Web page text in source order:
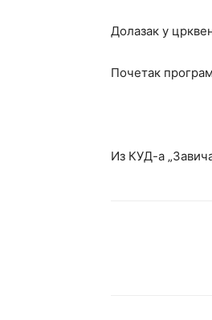
Долазак у
Почетак
Из КУД-а